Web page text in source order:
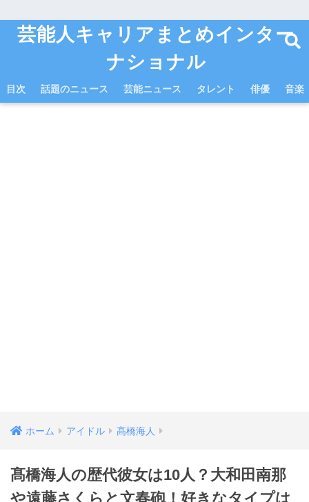
芸能人キャリアまとめインター
ナショナル
目次 話題のニュース 芸能ニュース タレント 俳優 音楽
ホーム アイドル 髙橋海人
髙橋海人の歴代彼女は10人？大和田南那
や遠藤さくらと文春砲！好きなタイプは